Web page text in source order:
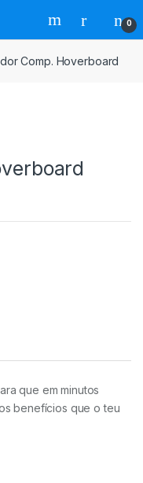
0
Comp. Hoverboard
que em minutos
benefícios que o teu